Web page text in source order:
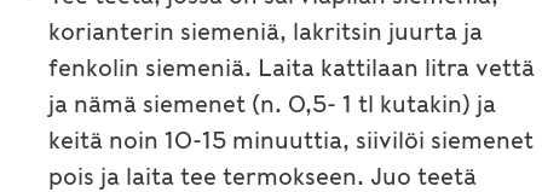
korianterin siemeniä, lakritsin juurta ja
fenkolin siemeniä. Laita kattilaan litra vettä
ja nämä siemenet (n. 0,5- 1 tl kutakin) ja
keitä noin 10-15 minuuttia, siivilöi siemenet
pois ja laita tee termokseen. Juo teetä